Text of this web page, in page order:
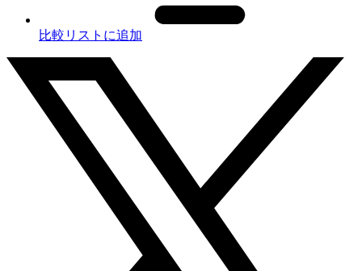
比較リストに追加